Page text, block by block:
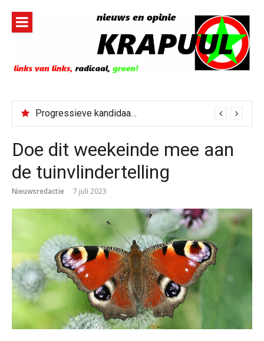
inhoud
Progressieve kandidaat El-Sayed senaatskandidaat Michigan
Doe dit weekeinde mee aan
de tuinvlindertelling
Nieuwsredactie 7 juli 2023